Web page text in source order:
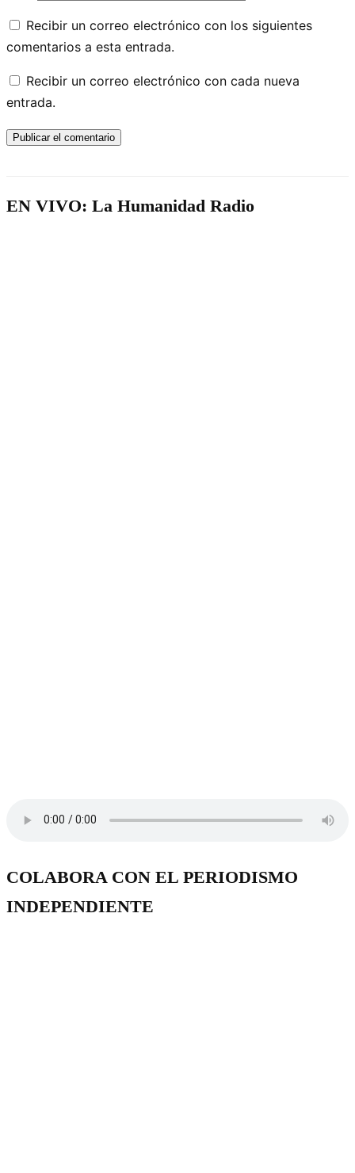
Recibir un correo electrónico con los siguientes
comentarios a esta entrada.
Recibir un correo electrónico con cada nueva
entrada.
EN VIVO: La Humanidad Radio
COLABORA CON EL PERIODISMO
INDEPENDIENTE